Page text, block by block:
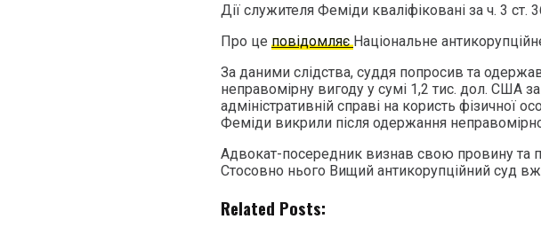
Дії служителя Феміди кваліфіковані за ч. 3 ст.
Про це повідомляєНаціональне
За даними слідства, суддя попросив та
неправомірну вигоду у сумі 1,2 тис. дол. США
адміністративній справі на користь фізичної
Феміди викрили після одержання
Адвокат-посередник визнав свою провину та
Стосовно нього Вищий антикорупційний суд
Related Posts: